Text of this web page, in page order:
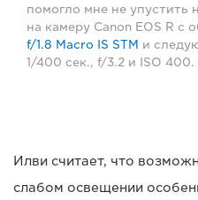
помогло мне не упустить
на камеру Canon EOS R с
f/1.8 Macro IS STM и
1/400 сек., f/3.2 и ISO
Илви считает, что
слабом освещении